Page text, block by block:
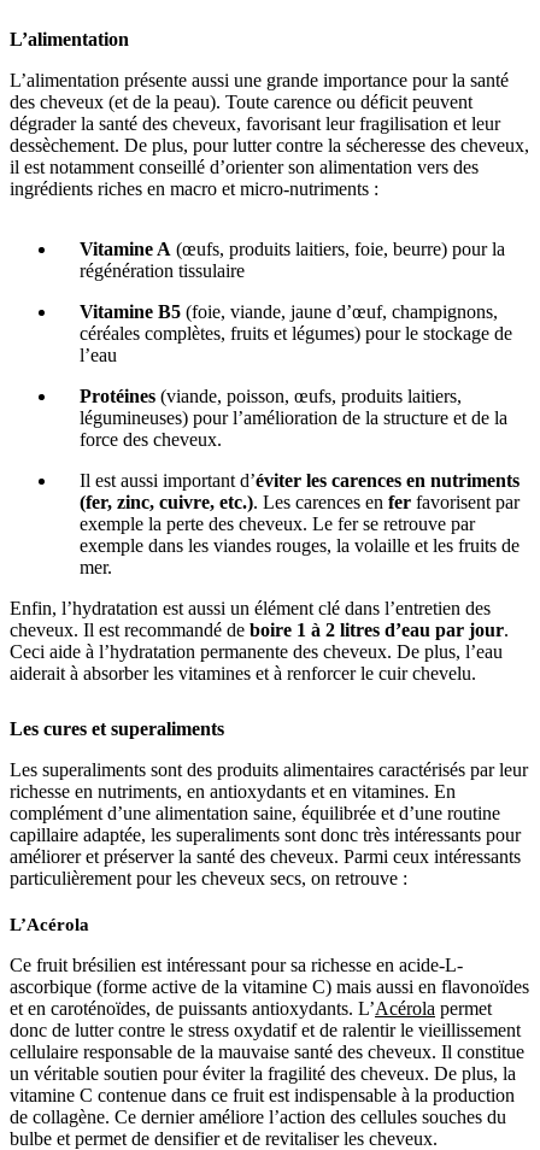
L’alimentation
L’alimentation présente aussi une grande importance pour la santé
des cheveux (et de la peau). Toute carence ou déficit peuvent
dégrader la santé des cheveux, favorisant leur fragilisation et leur
dessèchement. De plus, pour lutter contre la sécheresse des cheveux,
il est notamment conseillé d’orienter son alimentation vers des
ingrédients riches en macro et micro-nutriments :
Vitamine A (œufs, produits laitiers, foie, beurre) pour la
régénération tissulaire
Vitamine B5 (foie, viande, jaune d’œuf, champignons,
céréales complètes, fruits et légumes) pour le stockage de
l’eau
Protéines (viande, poisson, œufs, produits laitiers,
légumineuses) pour l’amélioration de la structure et de la
force des cheveux.
Il est aussi important d’éviter les carences en nutriments
(fer, zinc, cuivre, etc.). Les carences en fer favorisent par
exemple la perte des cheveux. Le fer se retrouve par
exemple dans les viandes rouges, la volaille et les fruits de
mer.
Enfin, l’hydratation est aussi un élément clé dans l’entretien des
cheveux. Il est recommandé de boire 1 à 2 litres d’eau par jour.
Ceci aide à l’hydratation permanente des cheveux. De plus, l’eau
aiderait à absorber les vitamines et à renforcer le cuir chevelu.
Les cures et superaliments
Les superaliments sont des produits alimentaires caractérisés par leur
richesse en nutriments, en antioxydants et en vitamines. En
complément d’une alimentation saine, équilibrée et d’une routine
capillaire adaptée, les superaliments sont donc très intéressants pour
améliorer et préserver la santé des cheveux. Parmi ceux intéressants
particulièrement pour les cheveux secs, on retrouve :
L’Acérola
Ce fruit brésilien est intéressant pour sa richesse en acide-L-
ascorbique (forme active de la vitamine C) mais aussi en flavonoïdes
et en caroténoïdes, de puissants antioxydants. L’Acérola permet
donc de lutter contre le stress oxydatif et de ralentir le vieillissement
cellulaire responsable de la mauvaise santé des cheveux. Il constitue
un véritable soutien pour éviter la fragilité des cheveux. De plus, la
vitamine C contenue dans ce fruit est indispensable à la production
de collagène. Ce dernier améliore l’action des cellules souches du
bulbe et permet de densifier et de revitaliser les cheveux.